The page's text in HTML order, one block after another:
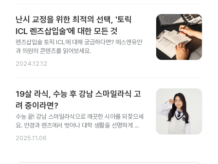
난시 교정을 위한 최적의 선택, '토릭
ICL 렌즈삽입술'에 대한 모든 것
렌즈삽입술 토릭 ICL에 대해 궁금하다면? 에스앤유안
과 의원의 콘텐츠를 읽어보세요.
2024.12.12
19살 라식, 수능 후 강남 스마일라식 고
려 중이라면?
수능 끝! 강남 스마일라식으로 깨끗한 시야를 되찾으세
요. 안경과 렌즈에서 벗어나 대학 생활을 선명하게 시
작해 보세요.
2025.11.06